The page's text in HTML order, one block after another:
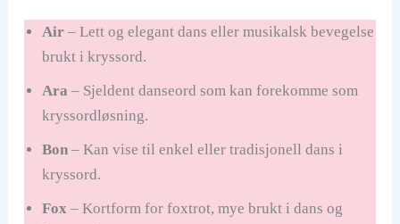
Air – Lett og elegant dans eller musikalsk bevegelse
brukt i kryssord.
Ara – Sjeldent danseord som kan forekomme som
kryssordløsning.
Bon– Kan vise til enkel eller tradisjonell dans i
kryssord.
Fox– Kortform for foxtrot, mye brukt i dans og